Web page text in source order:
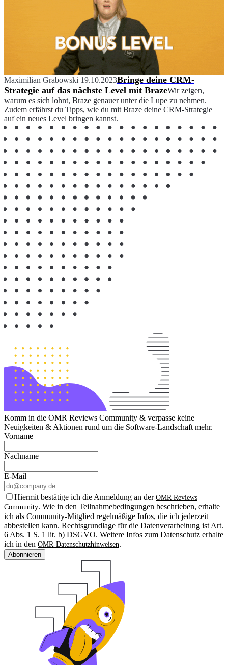
Maximilian Grabowski 19.10.2023Bringe deine CRM-
Strategie auf das nächste Level mit BrazeWir zeigen,
warum es sich lohnt, Braze genauer unter die Lupe zu nehmen.
Zudem erfährst du Tipps, wie du mit Braze deine CRM-Strategie
auf ein neues Level bringen kannst.
Komm in die OMR Reviews Community & verpasse keine
Neuigkeiten & Aktionen rund um die Software-Landschaft mehr.
Vorname
Nachname
E-Mail
Hiermit bestätige ich die Anmeldung an der OMR Reviews
Community. Wie in den Teilnahmebedingungen beschrieben, erhalte
ich als Community-Mitglied regelmäßige Infos, die ich jederzeit
abbestellen kann. Rechtsgrundlage für die Datenverarbeitung ist Art.
6 Abs. 1 S. 1 lit. b) DSGVO. Weitere Infos zum Datenschutz erhalte
ich in den OMR-Datenschutzhinweisen.
Abonnieren